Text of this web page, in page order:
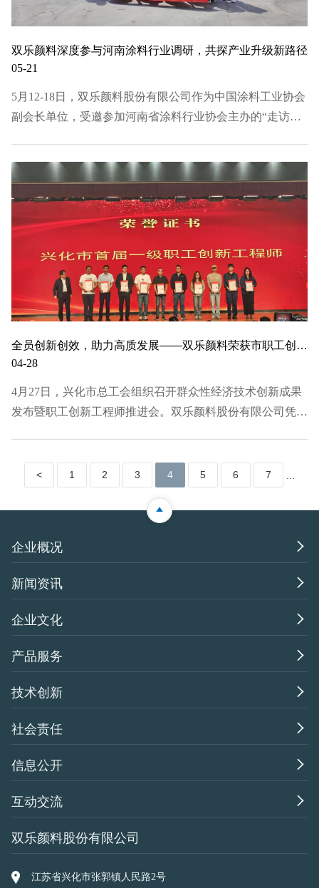
双乐颜料深度参与河南涂料行业调研，共探产业升级新路径
05-21
5月12-18日，双乐颜料股份有限公司作为中国涂料工业协会
副会长单位，受邀参加河南省涂料行业协会主办的“走访调
合作新篇。 调研发现，河南涂料企业的产品升级趋势明…
全员创新创效，助力高质发展——双乐颜料荣获市职工创新型企业称号
04-28
4月27日，兴化市总工会组织召开群众性经济技术创新成果
发布暨职工创新工程师推进会。双乐颜料股份有限公司凭借
并获得职工技术性应用类优秀成果奖；戚加忠等4名员工…
< 1 2 3 4 5 6 7
企业概况 
新闻资讯 
企业文化 
产品服务 
技术创新 
社会责任 
信息公开 
互动交流 
双乐颜料股份有限公司
江苏省兴化市张郭镇人民路2号